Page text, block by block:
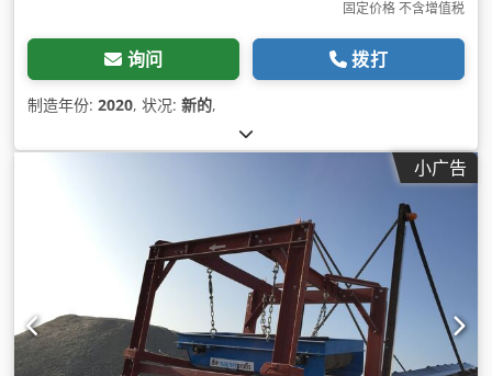
固定价格 不含增值税
询问 拨打
制造年份: 2020, 状况: 新的,
小广告